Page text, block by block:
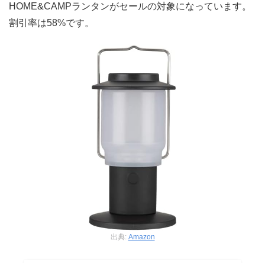
HOME&CAMPランタンがセールの対象になっています。
割引率は58%です。
出典: Amazon